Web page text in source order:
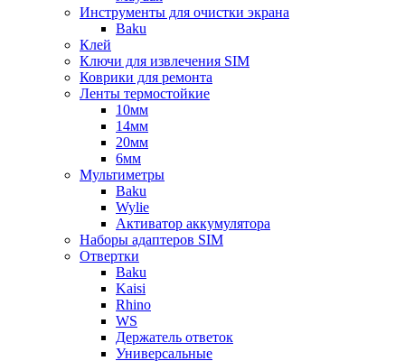
Инструменты для очистки экрана
Baku
Клей
Ключи для извлечения SIM
Коврики для ремонта
Ленты термостойкие
10мм
14мм
20мм
6мм
Мультиметры
Baku
Wylie
Активатор аккумулятора
Наборы адаптеров SIM
Отвертки
Baku
Kaisi
Rhino
WS
Держатель ответок
Универсальные